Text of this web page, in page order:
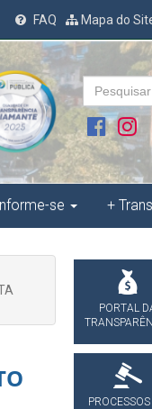
FAQ Mapa do
se +
PORTAL